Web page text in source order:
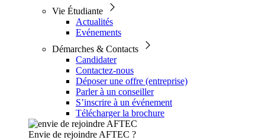
Vie Étudiante
Actualités
Evénements
Démarches & Contacts
Candidater
Contactez-nous
Déposer une offre (entreprise)
Parler à un conseiller
S’inscrire à un événement
Télécharger la brochure
Envie de rejoindre AFTEC ?